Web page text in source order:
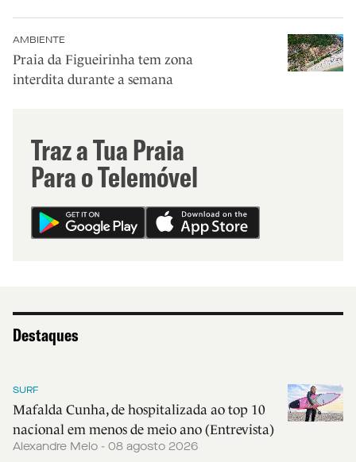
AMBIENTE
Praia da Figueirinha tem zona
interdita durante a semana
Traz a Tua Praia
Para o Telemóvel
Destaques
SURF
Mafalda Cunha, de hospitalizada ao top 10
nacional em menos de meio ano (Entrevista)
Alexandre Melo - 08 agosto 2026